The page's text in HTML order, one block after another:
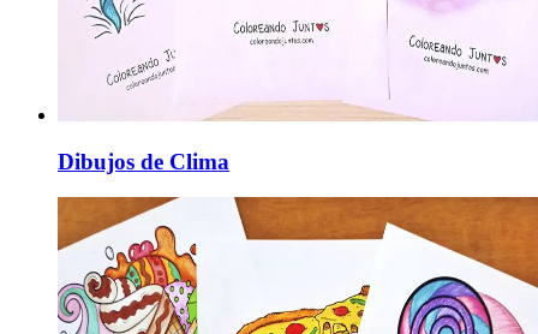
Dibujos de Clima